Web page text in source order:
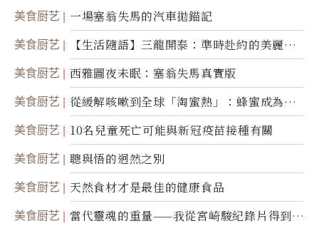
美食厨艺 一場塞翁失馬的汽車拋錨記
美食厨艺
【生活隨語】三龍開泰：準時赴約的美麗震
撼
美食厨艺 西雅圖夜未眠：塞翁失馬真實版
美食厨艺
從緩解咳嗽到全球「淘蜜熱」：蜂蜜成為健
康產業前沿商品
美食厨艺 10名兒童死亡可能與新冠疫苗接種有關
美食厨艺 聰與悟的迥然之別
美食厨艺 天然食材才是最佳的健康食品
美食厨艺
當代靈魂的重量——我從宮崎駿紀錄片得到的